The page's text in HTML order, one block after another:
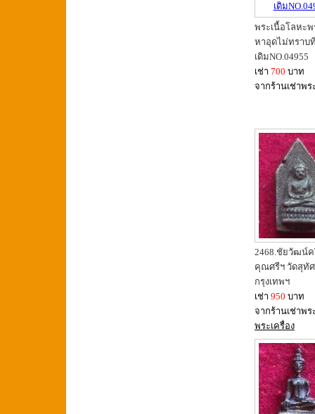
พระเนื้อโลหะ
หาอุดไม่ทราบ
เดิมNO.04955
เช่า 700 บาท
จากร้านเช่าพ
2468.ชัยวัฒน์ค
คุณศรีฯ วัดสุทั
กรุงเทพฯ
เช่า 950 บาท
จากร้านเช่าพ
พระเครื่อง